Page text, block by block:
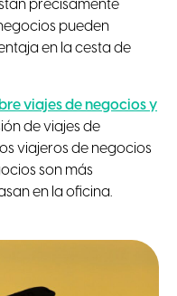
precisamente
pueden
en la cesta de
viajes de negocios y
de viajes de
viajeros de negocios
son más
en la oficina.